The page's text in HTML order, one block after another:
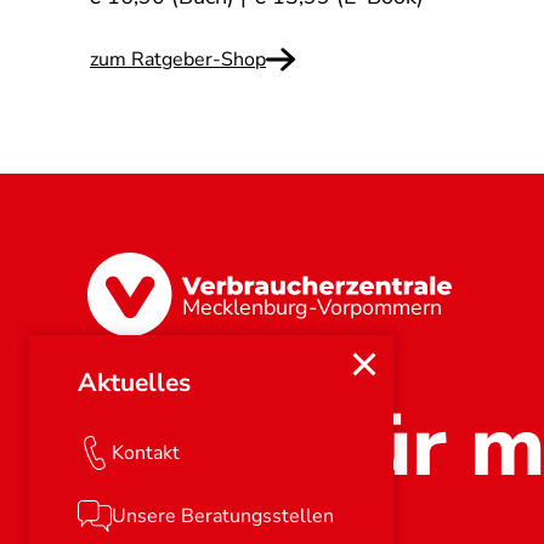
Aktuelles
Kontakt
Unsere Beratungsstellen
zum Ratgeber-Shop
Mecklenburg-Vorpommern
Stark für